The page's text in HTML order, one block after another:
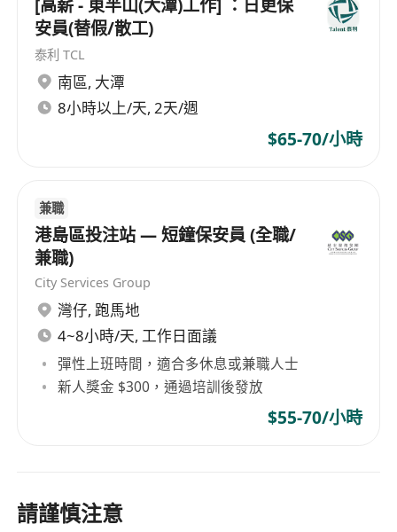
[高薪 - 東半山(大潭)工作] ：日更保
安員(替假/散工)
泰利 TCL
南區, 大潭
8小時以上/天, 2天/週
$65-70/小時
兼職
港島區投注站 — 短鐘保安員 (全職/
兼職)
City Services Group
灣仔, 跑馬地
4~8小時/天, 工作日面議
彈性上班時間，適合多休息或兼職人士
新人獎金 $300，通過培訓後發放
$55-70/小時
請謹慎注意